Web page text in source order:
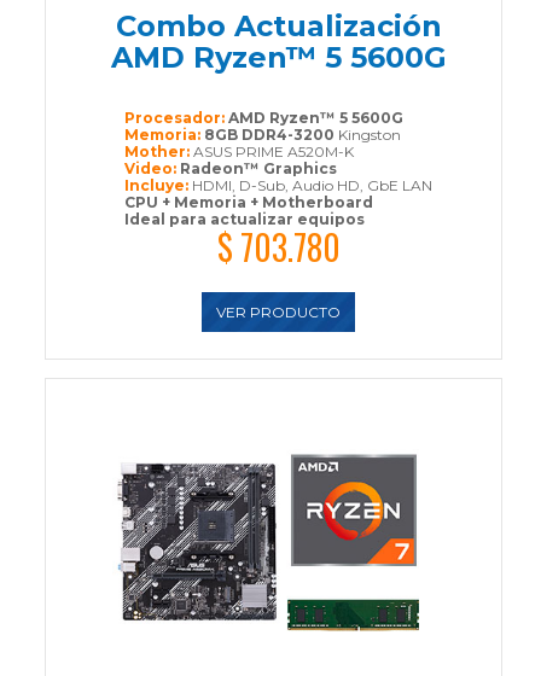
Combo Actualización
AMD Ryzen™ 5 5600G
$ 703.780
VER PRODUCTO
Procesador:AMD Ryzen™ 5 5600G
Memoria: 8GB DDR4-3200 Kingston
Mother:ASUS PRIME A520M-K
Video: Radeon™ Graphics
Incluye: HDMI, D-Sub, Audio HD, GbE LAN
CPU + Memoria + Motherboard
Ideal para actualizar equipos